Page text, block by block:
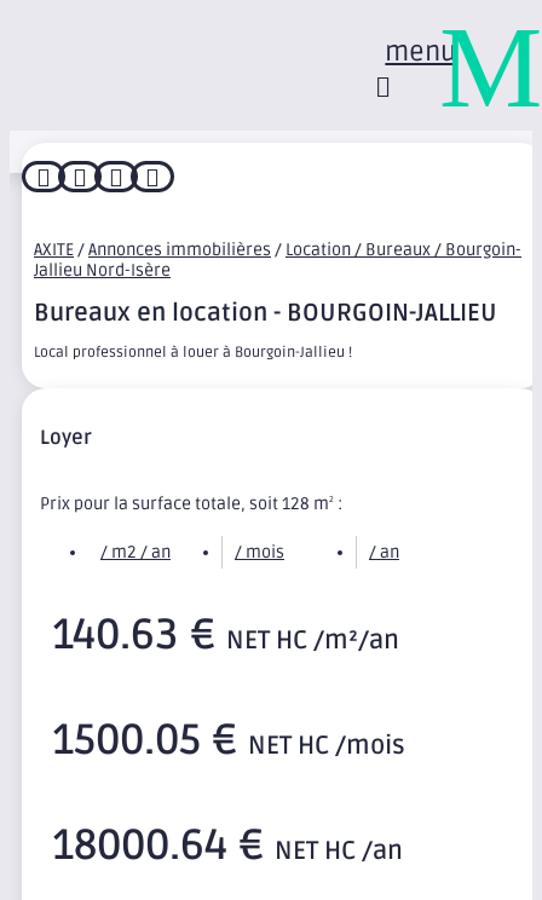
menu
   
AXITE/Annonces immobilières / Location / Bureaux / Bourgoin-
Jallieu Nord-Isère
Bureaux en location - BOURGOIN-JALLIEU
Local professionnel à louer à Bourgoin-Jallieu !
Loyer
Prix pour la surface totale, soit 128 m2 :
/ m2 / an / mois / an
140.63 € NET HC /m²/an
1500.05 € NET HC /mois
18000.64 € NET HC /an
M